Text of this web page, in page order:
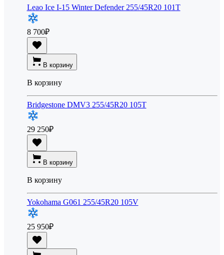
Leao Ice I-15 Winter Defender 255/45R20 101T
8 700₽
В корзину
В корзину
Bridgestone DMV3 255/45R20 105T
29 250₽
В корзину
В корзину
Yokohama G061 255/45R20 105V
25 950₽